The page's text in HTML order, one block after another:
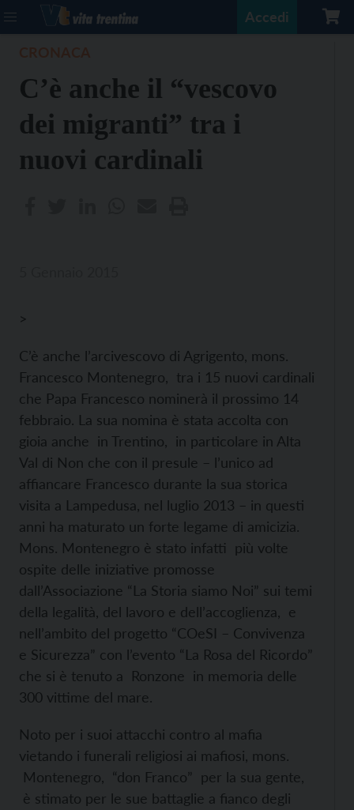
Accedi
C’è anche il “vescovo
dei migranti” tra i
nuovi cardinali
>
C’è anche l’arcivescovo di Agrigento, mons.
Francesco Montenegro, tra i 15 nuovi cardinali
che Papa Francesco nominerà il prossimo 14
febbraio. La sua nomina è stata accolta con
gioia anche in Trentino, in particolare in Alta
Val di Non che con il presule – l’unico ad
affiancare Francesco durante la sua storica
visita a Lampedusa, nel luglio 2013 – in questi
anni ha maturato un forte legame di amicizia.
Mons. Montenegro è stato infatti più volte
ospite delle iniziative promosse
dall’Associazione “La Storia siamo Noi” sui temi
della legalità, del lavoro e dell’accoglienza, e
nell’ambito del progetto “COeSI – Convivenza
e Sicurezza” con l’evento “La Rosa del Ricordo”
che si è tenuto a Ronzone in memoria delle
300 vittime del mare.
Noto per i suoi attacchi contro al mafia
vietando i funerali religiosi ai mafiosi, mons.
Montenegro, “don Franco” per la sua gente,
è stimato per le sue battaglie a fianco degli